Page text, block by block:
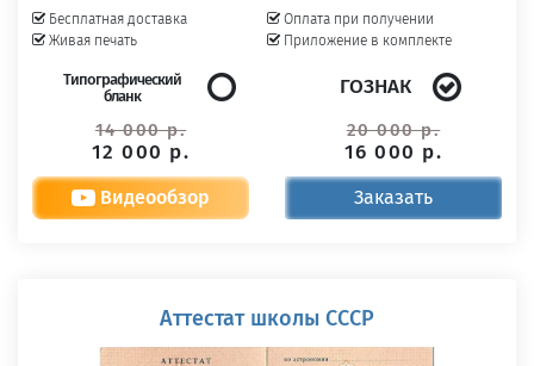
Бесплатная доставка
Живая печать
Оплата при получении
Приложение в комплекте
Типографический
бланк
14 000 р.
12 000 р.
ГОЗНАК
20 000 р.
16 000 р.
Видеообзор Заказать
Аттестат школы СССР